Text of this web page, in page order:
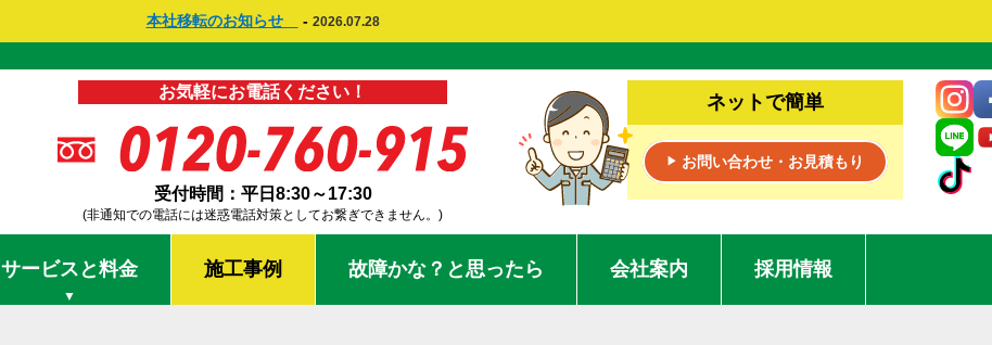
本社移転のお知らせ - 2026.07.28
お気軽にお電話ください！
受付時間：平日8:30～17:30
(非通知での電話には迷惑電話対策としてお繋ぎできません。)
ネットで簡単
▶ お問い合わせ・お見積もり
サービスと料金
▼
施工事例 故障かな？と思ったら 会社案内 採用情報